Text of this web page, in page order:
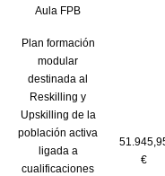
Aula FPB
Plan formación
modular
destinada al
Reskilling y
Upskilling de la
población activa
ligada a
cualificaciones
€